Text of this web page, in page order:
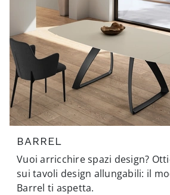
BARREL
Vuoi arricchire spazi design?
sui tavoli design allungabili: il
Barrel ti aspetta.